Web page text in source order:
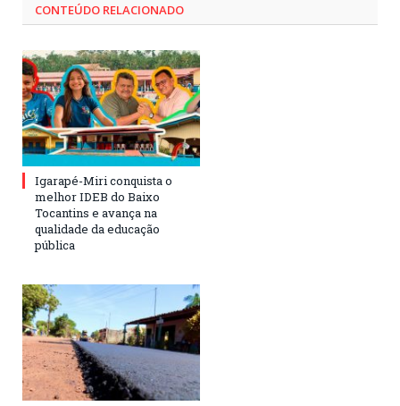
CONTEÚDO RELACIONADO
Igarapé-Miri conquista o
melhor IDEB do Baixo
Tocantins e avança na
qualidade da educação
pública